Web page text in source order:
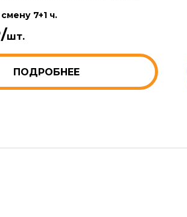
7+1 ч.
шт.
ПОДРОБНЕЕ